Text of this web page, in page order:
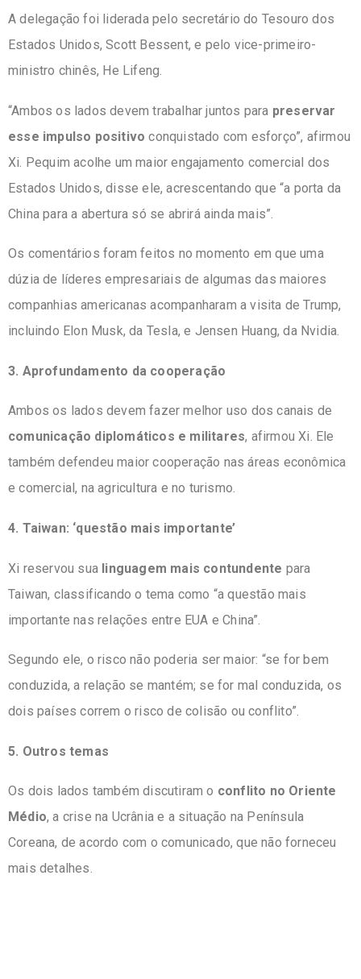
A delegação foi liderada pelo secretário do Tesouro dos
Estados Unidos, Scott Bessent, e pelo vice-primeiro-
ministro chinês, He Lifeng.
“Ambos os lados devem trabalhar juntos para preservar
esse impulso positivo conquistado com esforço”, afirmou
Xi. Pequim acolhe um maior engajamento comercial dos
Estados Unidos, disse ele, acrescentando que “a porta da
China para a abertura só se abrirá ainda mais”.
Os comentários foram feitos no momento em que uma
dúzia de líderes empresariais de algumas das maiores
companhias americanas acompanharam a visita de Trump,
incluindo Elon Musk, da Tesla, e Jensen Huang, da Nvidia.
3. Aprofundamento da cooperação
Ambos os lados devem fazer melhor uso dos canais de
comunicação diplomáticos e militares, afirmou Xi. Ele
também defendeu maior cooperação nas áreas econômica
e comercial, na agricultura e no turismo.
4. Taiwan: ‘questão mais importante’
Xi reservou sua linguagem mais contundente para
Taiwan, classificando o tema como “a questão mais
importante nas relações entre EUA e China”.
Segundo ele, o risco não poderia ser maior: “se for bem
conduzida, a relação se mantém; se for mal conduzida, os
dois países correm o risco de colisão ou conflito”.
5. Outros temas
Os dois lados também discutiram o conflito no Oriente
Médio, a crise na Ucrânia e a situação na Península
Coreana, de acordo com o comunicado, que não forneceu
mais detalhes.